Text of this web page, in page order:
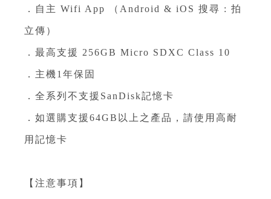
．自主 Wifi App （Android & iOS 搜尋 : 拍
立傳）⁣
．最高支援 256GB Micro SDXC Class 10⁣
．主機1年保固⁣
．全系列不支援SanDisk記憶卡⁣
．如選購支援64GB以上之產品，請使用高耐
用記憶卡⁣
【注意事項】